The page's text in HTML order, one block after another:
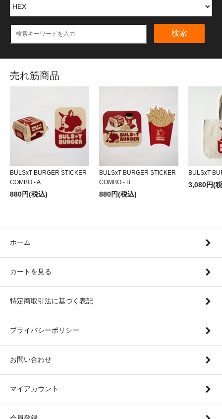
検索
売れ筋商品
BULSxT BURGER STICKER
COMBO - A
880円(税込)
BULSxT BURGER STICKER
COMBO - B
880円(税込)
BULSxT
3,080円(
ホーム
カートを見る
特定商取引法に基づく表記
プライバシーポリシー
お問い合わせ
マイアカウント